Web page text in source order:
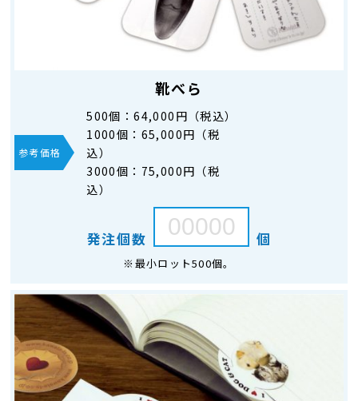
靴べら
参考価格
500個：64,000円（税込）
1000個： 65,000円（税
込）
3000個： 75,000円（税
込）
発注個数 個
※最小ロット500個。